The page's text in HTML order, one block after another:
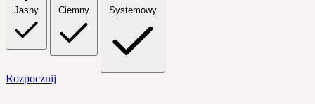
Jasny Ciemny Systemowy
Rozpocznij